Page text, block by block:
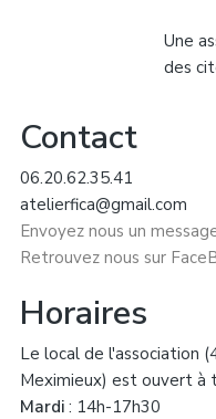
Une
des
Contact
06.20.62.35.41
atelierfica@gmail.com
Envoyez nous un
Retrouvez nous sur
Horaires
Le local de l'association
Meximieux) est ouvert à
Mardi: 14h-17h30